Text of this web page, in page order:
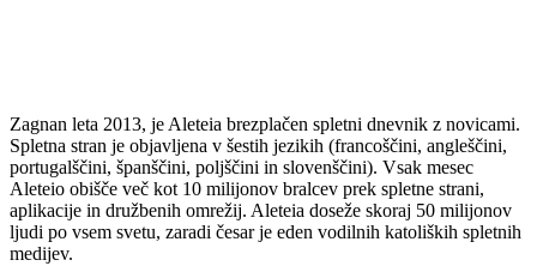
Zagnan leta 2013, je Aleteia brezplačen spletni dnevnik z novicami.
Spletna stran je objavljena v šestih jezikih (francoščini, angleščini,
portugalščini, španščini, poljščini in slovenščini). Vsak mesec
Aleteio obišče več kot 10 milijonov bralcev prek spletne strani,
aplikacije in družbenih omrežij. Aleteia doseže skoraj 50 milijonov
ljudi po vsem svetu, zaradi česar je eden vodilnih katoliških spletnih
medijev.